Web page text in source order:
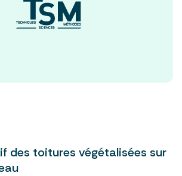
des toitures végétalisées sur